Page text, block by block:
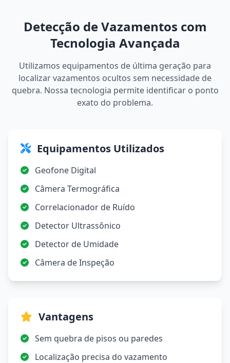
Detecção de Vazamentos com
Tecnologia Avançada
Utilizamos equipamentos de última geração para
localizar vazamentos ocultos sem necessidade de
quebra. Nossa tecnologia permite identificar o ponto
exato do problema.
Equipamentos Utilizados
Geofone Digital
Câmera Termográfica
Correlacionador de Ruído
Detector Ultrassônico
Detector de Umidade
Câmera de Inspeção
Vantagens
Sem quebra de pisos ou paredes
Localização precisa do vazamento